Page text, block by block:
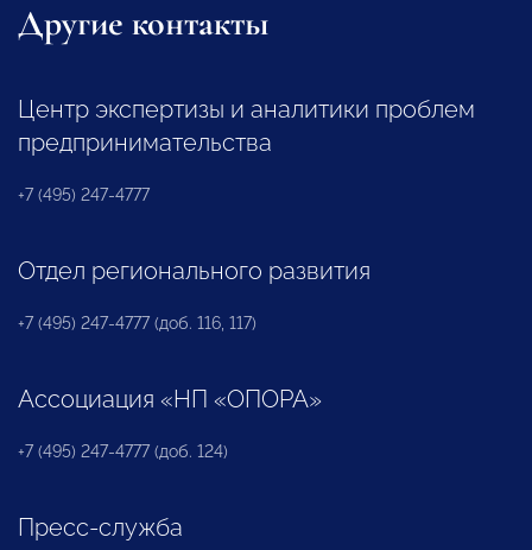
Другие контакты
Центр экспертизы и аналитики проблем
предпринимательства
+7 (495) 247-4777
Отдел регионального развития
+7 (495) 247-4777 (доб. 116, 117)
Ассоциация «НП «ОПОРА»
+7 (495) 247-4777 (доб. 124)
Пресс-служба